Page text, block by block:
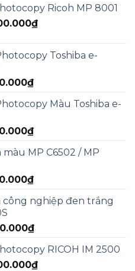
tạiRicoh MP 8001
₫Giá
là:Toshiba e-
₫Giá
tại
1.300.000₫.
Màu Toshiba e-
₫Giá
tại
1.300.000₫.
MP C6502 / MP
₫Giá
tại
1.200.000₫.
công nghiệp đen trắng
₫Giá
tại
là:
RICOH IM 2500
₫Giá